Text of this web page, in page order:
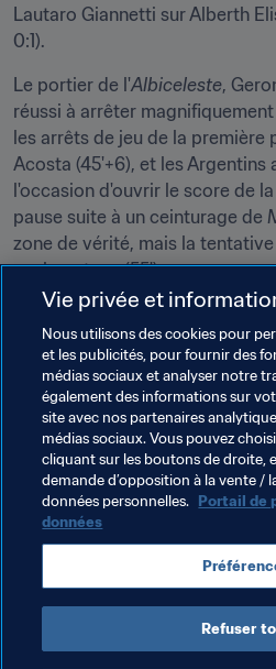
Lautaro Giannetti sur Alberth
0:1).
Le portier de l'Albiceleste,
réussi à arrêter
les arrêts de jeu de la
Acosta (45'+6), et les Argentins
l'occasion d'ouvrir le score de
pause suite à un ceinturage de
zone de vérité, mais la
sur le poteau (55').
Ce match était décidément une
pied arrêtés avec l'égalisation
Olarticoechea dans les arrêts
de Mauricio Martinez (90'+3,
tenaient bon jusqu'au coup de
Thèmes en lien
Argentina Honduras
CONMEBOL
Vie privée et
Nous utilisons des cookies pour
et les publicités, pour fournir des
médias sociaux et analyser notre
également des informations sur
site avec nos partenaires
médias sociaux. Vous pouvez
cliquant sur les boutons de droite,
demande d’opposition à la vente /
données personnelles. Portail de
données
Refuser